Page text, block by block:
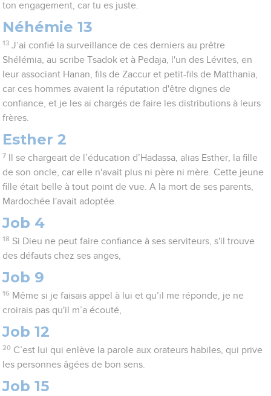
ton engagement, car tu es juste.
Néhémie 13
13 J’ai confié la surveillance de ces derniers au prêtre
Shélémia, au scribe Tsadok et à Pedaja, l'un des Lévites, en
leur associant Hanan, fils de Zaccur et petit-fils de Matthania,
car ces hommes avaient la réputation d'être dignes de
confiance, et je les ai chargés de faire les distributions à leurs
frères.
Esther 2
7
Il se chargeait de l’éducation d’Hadassa, alias Esther, la fille
de son oncle, car elle n'avait plus ni père ni mère. Cette jeune
fille était belle à tout point de vue. A la mort de ses parents,
Mardochée l'avait adoptée.
Job 4
18 Si Dieu ne peut faire confiance à ses serviteurs, s'il trouve
des défauts chez ses anges,
Job 9
16 Même si je faisais appel à lui et qu’il me réponde, je ne
croirais pas qu'il m’a écouté,
Job 12
20 C’est lui qui enlève la parole aux orateurs habiles, qui prive
les personnes âgées de bon sens.
Job 15